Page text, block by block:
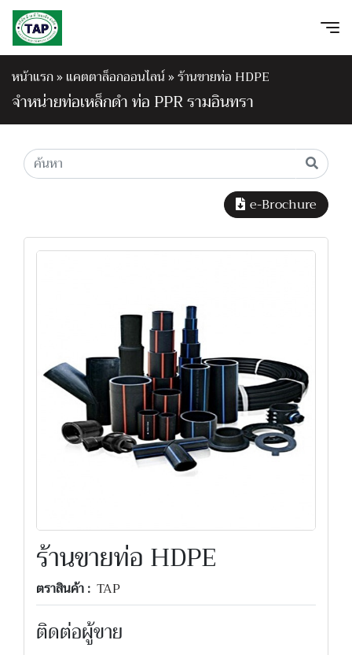
หน้าแรก»แคตตาล็อกออนไลน์»ร้านขายท่อ HDPE
จำหน่ายท่อเหล็กดำ ท่อ PPR รามอินทรา
e-Brochure
ร้านขายท่อ HDPE
ตราสินค้า : TAP
ติดต่อผู้ขาย